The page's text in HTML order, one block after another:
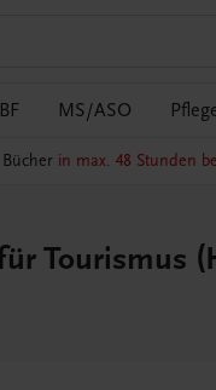
MS/ASO
Bücher in max. 48 Stunden
Tourismus